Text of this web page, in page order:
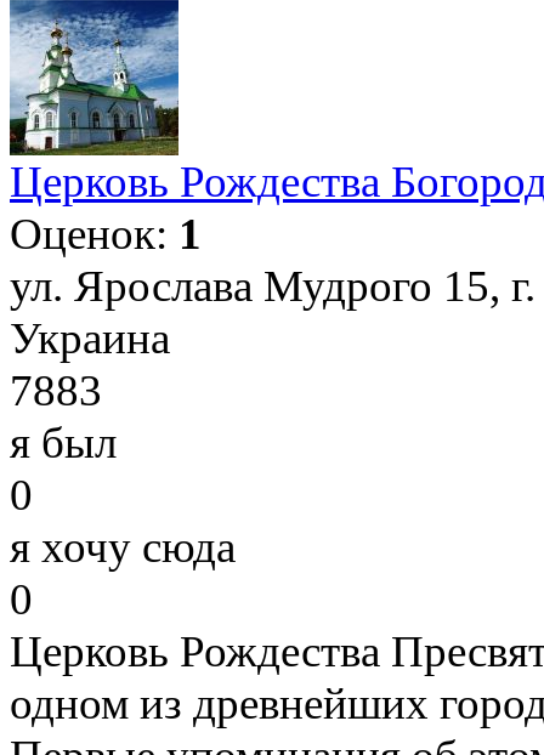
Церковь Рождества
Оценок: 1
ул. Ярослава Мудрого 15,
Украина
7883
я был
0
я хочу сюда
0
Церковь Рождества
одном из древнейших